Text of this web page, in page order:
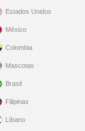
Estados Unidos
México
Colombia
Mascotas
Brasil
Filipinas
Líbano